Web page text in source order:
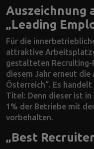
Auszeichnung
„Leading
Für die
attraktive
gestalteten Recruiting-
diesem Jahr erneut die
Österreich“. Es
Titel: Denn dieser ist
1% der Betriebe mit
vorbehalten.
„Best